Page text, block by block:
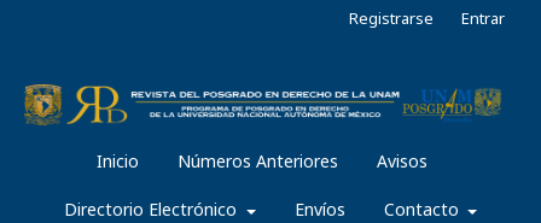
Inicio Números Anteriores Avisos
Directorio Electrónico Envíos Contacto
Registrarse Entrar